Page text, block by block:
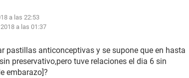
a las 22:53
a las 01:37
pastillas anticonceptivas y se supone que en hasta
preservativo,pero tuve relaciones el dia 6 sin
embarazo]?